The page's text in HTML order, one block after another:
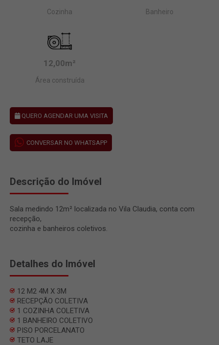
Cozinha Banheiro
12,00m²
Área construída
QUERO AGENDAR UMA VISITA
CONVERSAR NO WHATSAPP
Descrição do Imóvel
Sala medindo 12m² localizada no Vila Claudia, conta com
recepção,
cozinha e banheiros coletivos.
Detalhes do Imóvel
12 M2 4M X 3M
RECEPÇÃO COLETIVA
1 COZINHA COLETIVA
1 BANHEIRO COLETIVO
PISO PORCELANATO
TETO LAJE